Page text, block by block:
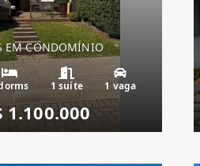
EM CONDOMÍNIO
1 suíte 1 vaga
1.100.000